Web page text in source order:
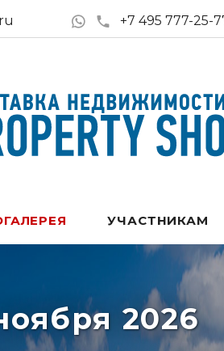
+7 495 777-25-
УЧАСТНИКАМ
2026